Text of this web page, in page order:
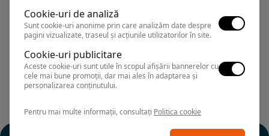
Rezervari si informatii
0374.347.708
Cookie-uri de analiză
Sunt cookie-uri anonime prin care analizăm date despre
pagini vizualizate, traseul și acțiunile utilizatorilor în site.
Cookie-uri publicitare
Aceste cookie-uri sunt utile în scopul afișării bannerelor cu
cele mai bune promoții, dar mai ales în adaptarea și
personalizarea conținutului.
Pentru mai multe informații, consultați Politica cookie